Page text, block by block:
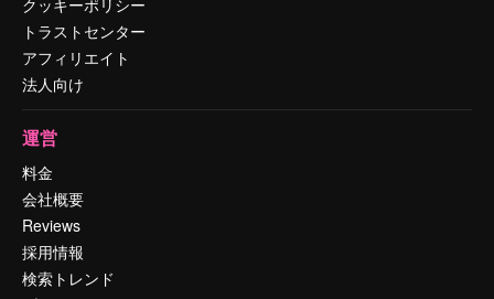
クッキーポリシー
トラストセンター
アフィリエイト
法人向け
運営
料金
会社概要
Reviews
採用情報
検索トレンド